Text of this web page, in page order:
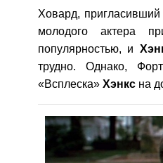
Ховард,
молодого актера
популярностью, и
трудно. Однако,
«Всплеска» Хэнкс на